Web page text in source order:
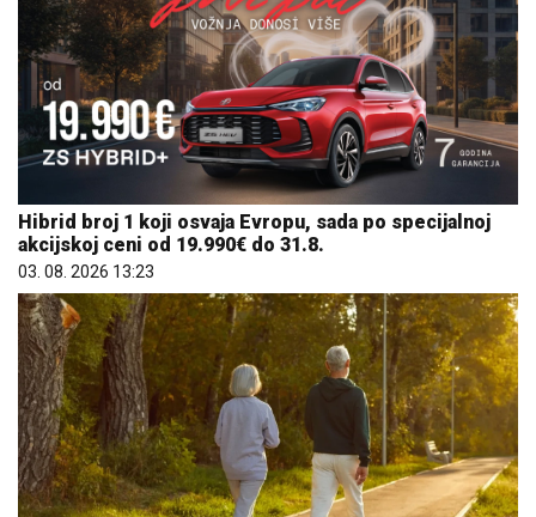
Hibrid broj 1 koji osvaja Evropu, sada po specijalnoj
akcijskoj ceni od 19.990€ do 31.8.
03. 08. 2026 13:23